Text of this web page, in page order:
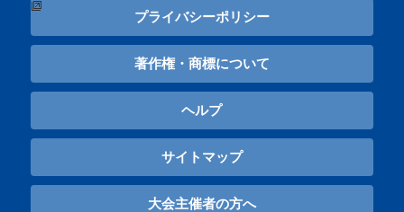
プライバシーポリシー
著作権・商標について
ヘルプ
サイトマップ
大会主催者の方へ